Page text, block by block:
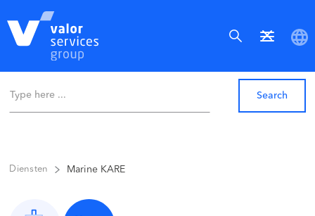
Diensten Marine KARE